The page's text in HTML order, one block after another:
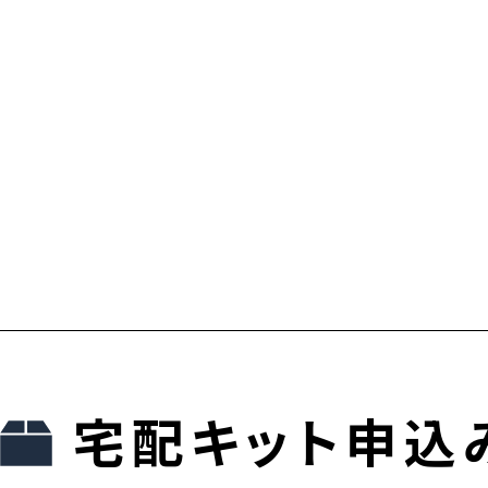
宅配キット申込